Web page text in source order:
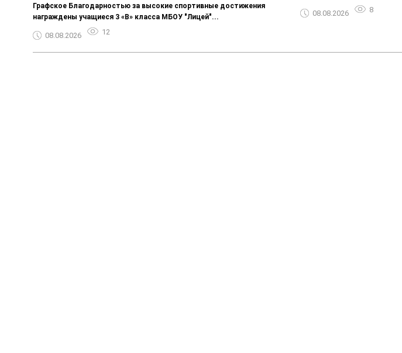
Графское Благодарностью за высокие спортивные достижения
награждены учащиеся 3 «В» класса МБОУ "Лицей"...
08.08.2026 12
08.08.2026 8